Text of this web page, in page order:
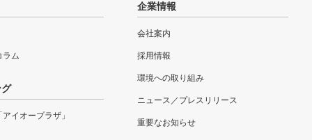
ラム
イオープラザ」
企業情報
会社案内
採用情報
環境への取り組み
ニュース／プレスリリース
重要なお知らせ